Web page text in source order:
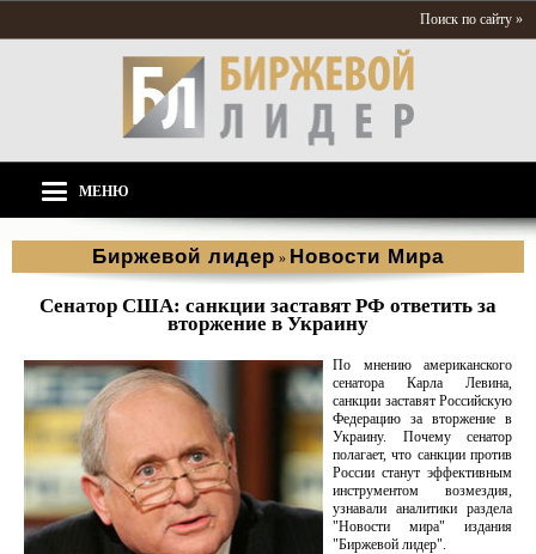
Поиск по сайту »
МЕНЮ
Биржевой лидер » Новости Мира
Сенатор США: санкции заставят РФ ответить за
вторжение в Украину
По мнению американского
сенатора Карла Левина,
санкции заставят Российскую
Федерацию за вторжение в
Украину. Почему сенатор
полагает, что санкции против
России станут эффективным
инструментом возмездия,
узнавали аналитики раздела
"Новости мира" издания
"Биржевой лидер".